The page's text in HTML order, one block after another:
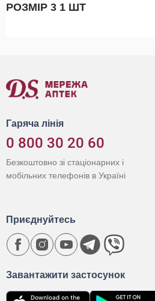
РОЗМІР 3 1 ШТ
Гаряча лінія
0 800 30 20 60
Безкоштовно зі стаціонарних і
мобільних телефонів в Україні
Завантажити застосунок
Приєднуйтесь